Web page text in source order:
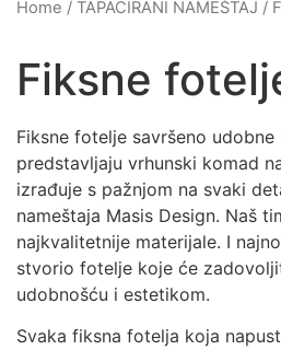
Home / TAPACIRANI NAMEŠTAJ /
Fiksne
Fiksne fotelje savršeno
predstavljaju vrhunski komad
izrađuje s pažnjom na svaki
nameštaja Masis Design. Naš
najkvalitetnije materijale. I
stvorio fotelje koje će
udobnošću i estetikom.
Svaka fiksna fotelja koja